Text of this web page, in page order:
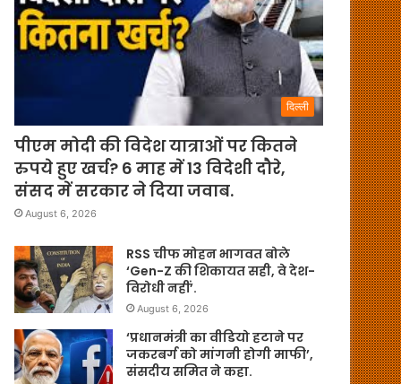
दिल्ली
पीएम मोदी की विदेश यात्राओं पर कितने
रुपये हुए खर्च? 6 माह में 13 विदेशी दौरे,
संसद में सरकार ने दिया जवाब.
August 6, 2026
RSS चीफ मोहन भागवत बोले
‘Gen-Z की शिकायत सही, वे देश-
विरोधी नहीं’.
August 6, 2026
‘प्रधानमंत्री का वीडियो हटाने पर
जकरबर्ग को मांगनी होगी माफी’,
संसदीय समित ने कहा.